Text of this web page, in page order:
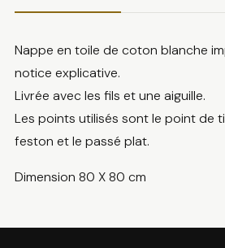
Nappe en toile de coton blanche
notice explicative.
Livrée avec les fils et une aiguille.
Les points utilisés sont le point de
feston et le passé plat.
Dimension 80 X 80 cm